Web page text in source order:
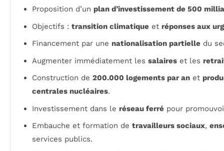
Proposition d’un plan d’investissement de 500
Objectifs : transition climatique et réponses aux
Financement par une nationalisation partielle du
Augmenter immédiatement les salaires et les
Construction de 200.000 logements par an et
centrales nucléaires.
Investissement dans le réseau ferré pour
Embauche et formation de travailleurs sociaux,
services publics.